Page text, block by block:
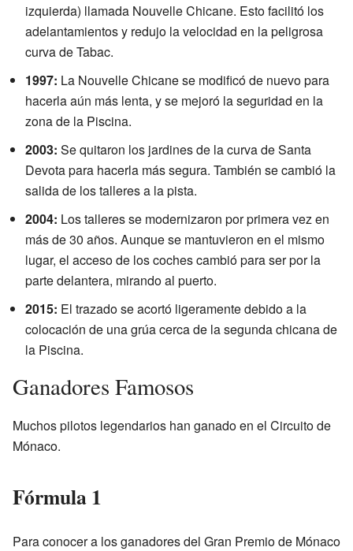
izquierda) llamada Nouvelle Chicane. Esto facilitó los
adelantamientos y redujo la velocidad en la peligrosa
curva de Tabac.
1997: La Nouvelle Chicane se modificó de nuevo para
hacerla aún más lenta, y se mejoró la seguridad en la
zona de la Piscina.
2003: Se quitaron los jardines de la curva de Santa
Devota para hacerla más segura. También se cambió la
salida de los talleres a la pista.
2004: Los talleres se modernizaron por primera vez en
más de 30 años. Aunque se mantuvieron en el mismo
lugar, el acceso de los coches cambió para ser por la
parte delantera, mirando al puerto.
2015: El trazado se acortó ligeramente debido a la
colocación de una grúa cerca de la segunda chicana de
la Piscina.
Ganadores Famosos
Muchos pilotos legendarios han ganado en el Circuito de
Mónaco.
Fórmula 1
Para conocer a los ganadores del Gran Premio de Mónaco